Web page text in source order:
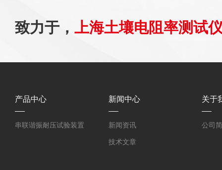
致力于， 上海土壤电阻率测试
产品中心
串联谐振耐压试验装置
新闻中心
新闻资讯
技术文章
关于
公司